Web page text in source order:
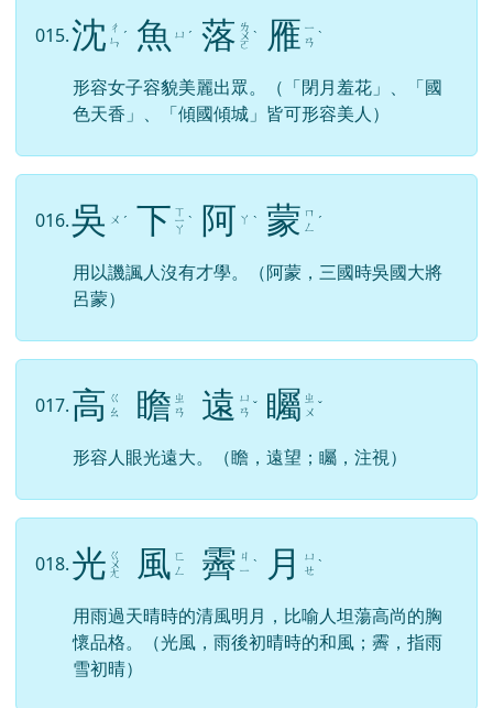
015.沈 ㄔ
ㄣ ˊ 魚 ㄩ ˊ 落 ㄌ
ㄨ
ㄛ
ˋ 雁 ㄧ
ㄢ ˋ
形容女子容貌美麗出眾。（「閉月羞花」、「國
色天香」、「傾國傾城」皆可形容美人）
016.吳 ㄨ ˊ 下 ㄒ
ㄧ
ㄚ
ˋ 阿 ㄚ ˋ 蒙 ㄇ
ㄥ
ˊ
用以譏諷人沒有才學。（阿蒙，三國時吳國大將
呂蒙）
017.高 ㄍ
ㄠ
瞻 ㄓ
ㄢ
遠 ㄩ
ㄢ ˇ 矚 ㄓ
ㄨ ˇ
形容人眼光遠大。（瞻，遠望；矚，注視）
018.光 ㄍ
ㄨ
ㄤ 風 ㄈ
ㄥ
霽 ㄐ
ㄧ ˋ 月
ㄩ
ㄝ ˋ
用雨過天晴時的清風明月，比喻人坦蕩高尚的胸
懷品格。（光風，雨後初晴時的和風；霽，指雨
雪初晴）